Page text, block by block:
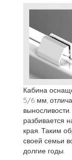
Кабина
5/6 мм,
разбивается
края. Таким
своей семьи
долгие годы.